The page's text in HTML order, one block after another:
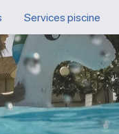
Services piscine